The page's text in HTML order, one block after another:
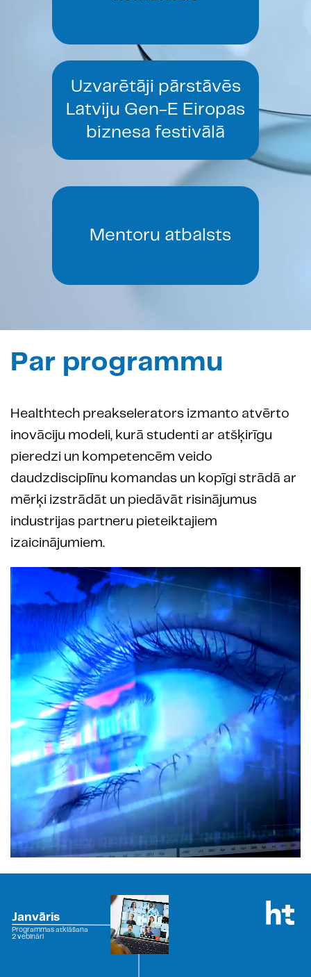
Uzvarētāji pārstāvēs
Latviju Gen-E Eiropas
biznesa festivālā
Mentoru atbalsts
Par programmu
Healthtech preakselerators izmanto atvērto
inovāciju modeli, kurā studenti ar atšķirīgu
pieredzi un kompetencēm veido
daudzdisciplīnu komandas un kopīgi strādā ar
mērķi izstrādāt un piedāvāt risinājumus
industrijas partneru pieteiktajiem
izaicinājumiem.
Janvāris
Programmas atklāšana
2 vebināri